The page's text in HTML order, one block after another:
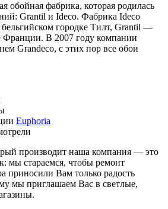
обойная фабрика, которая родилась
Grantil и Ideco. Фабрика Ideco
бельгийском городке Тилт, Grantil —
Франции. В 2007 году компании
Grandeco, с этих пор все обои
Euphoria
производит наша компания — это
мы стараемся, чтобы ремонт
приносили Вам только радость
мы приглашаем Вас в светлые,